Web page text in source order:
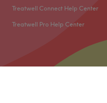
Treatwell Connect Help Center
Treatwell Pro Help Center